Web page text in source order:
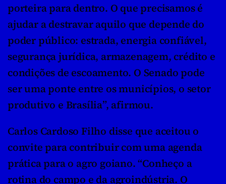
porteira para dentro. O que precisamos é
ajudar a destravar aquilo que depende do
poder público: estrada, energia confiável,
segurança jurídica, armazenagem, crédito e
condições de escoamento. O Senado pode
ser uma ponte entre os municípios, o setor
produtivo e Brasília”, afirmou.
Carlos Cardoso Filho disse que aceitou o
convite para contribuir com uma agenda
prática para o agro goiano. “Conheço a
rotina do campo e da agroindústria. O